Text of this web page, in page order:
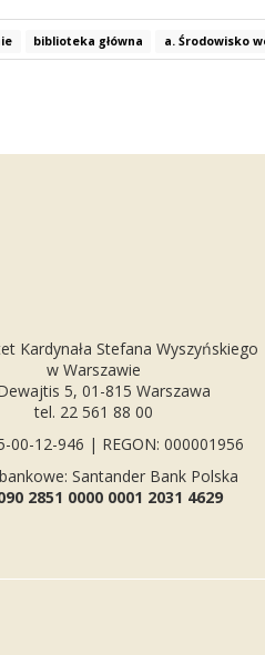
biblioteka główna a. Środowisko
Kardynała Stefana Wyszyńskiego
w Warszawie
5, 01-815 Warszawa
tel. 22 561 88 00
00-12-946 | REGON: 000001956
Santander Bank Polska
2851 0000 0001 2031 4629